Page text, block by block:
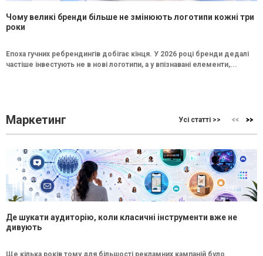
Чому великі бренди більше не змінюють логотипи кожні три
роки
Епоха гучних ребрендингів добігає кінця. У 2026 році бренди дедалі
частіше інвестують не в нові логотипи, а у впізнавані елементи,...
Маркетинг Усі статті >>
Де шукати аудиторію, коли класичні інструменти вже не
дивують
Ще кілька років тому для більшості рекламних кампаній було